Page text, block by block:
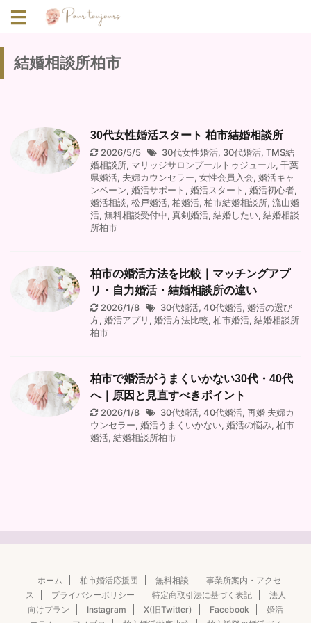
結婚相談所柏市
30代女性婚活スタート 柏市結婚相談所
2026/5/5 30代女性婚活, 30代婚活, TMS結
婚相談所, マリッジサロンプールトゥジュール, 千葉
県婚活, 夫婦カウンセラー, 女性会員入会, 婚活キャ
ンペーン, 婚活サポート , 婚活スタート , 婚活初心者,
婚活相談, 松戸婚活, 柏婚活, 柏市結婚相談所, 流山婚
活, 無料相談受付中, 真剣婚活, 結婚したい, 結婚相談
所柏市
柏市の婚活方法を比較｜マッチングアプ
リ・自力婚活・結婚相談所の違い
2026/1/8 30代婚活, 40代婚活, 婚活の選び
方, 婚活アプリ , 婚活方法比較, 柏市婚活, 結婚相談所
柏市
柏市で婚活がうまくいかない30代・40代
へ｜原因と見直すべきポイント
2026/1/8 30代婚活, 40代婚活, 再婚 夫婦カ
ウンセラー, 婚活うまくいかない, 婚活の悩み, 柏市
婚活, 結婚相談所柏市
ホーム 柏市婚活応援団 無料相談
事業所案内・アクセ
ス
プライバシーポリシー 特定商取引法に基づく表記
法人
向けプラン
Instagram X(旧Twitter) Facebook
婚活